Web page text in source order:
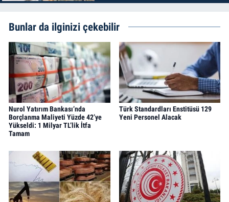
Bunlar da ilginizi çekebilir
Nurol Yatırım Bankası’nda
Borçlanma Maliyeti Yüzde 42’ye
Yükseldi: 1 Milyar TL’lik İtfa
Tamam
Türk Standardları Enstitüsü 129
Yeni Personel Alacak